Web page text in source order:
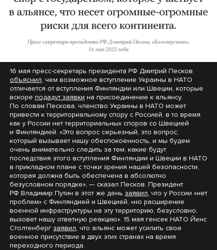
16 мая пресс-секретарь президента РФ Дмитрий Песков
объяснил, чем возможное вступление Украины в НАТО
отличается от вступления Финляндии или Швеции, которые
вскоре подадут заявки на присоединение к альянсу.
По словам Пескова, членство Украины в НАТО может
привести к территориальному спору с Россией, в то время
как у России нет территориальных споров со Швецией
и Финляндией. «Это вопрос серьезный, это вопрос,
который вызывает нашу обеспокоенность, и мы будем
очень внимательно следить за тем, какие будут
последствия этого вступления Финляндии и Швеции в НАТО
в прикладном плане с точки зрения нашей безопасности,
которая должна быть обеспечена в абсолютно
безусловном порядке», — сказал Песков. Президент
РФ Владимир Путин в этот же день заявил, что у России «нет
проблем» с Финляндией и Швецией, «но расширение
военной инфраструктуры на эту территорию, безусловно,
вызовет нашу ответную реакцию». 15 мая генсек НАТО Йенс
Столтенберг заявил, что альянс может усилить свое
военное присутствие в двух этих странах на время
переходного периода.